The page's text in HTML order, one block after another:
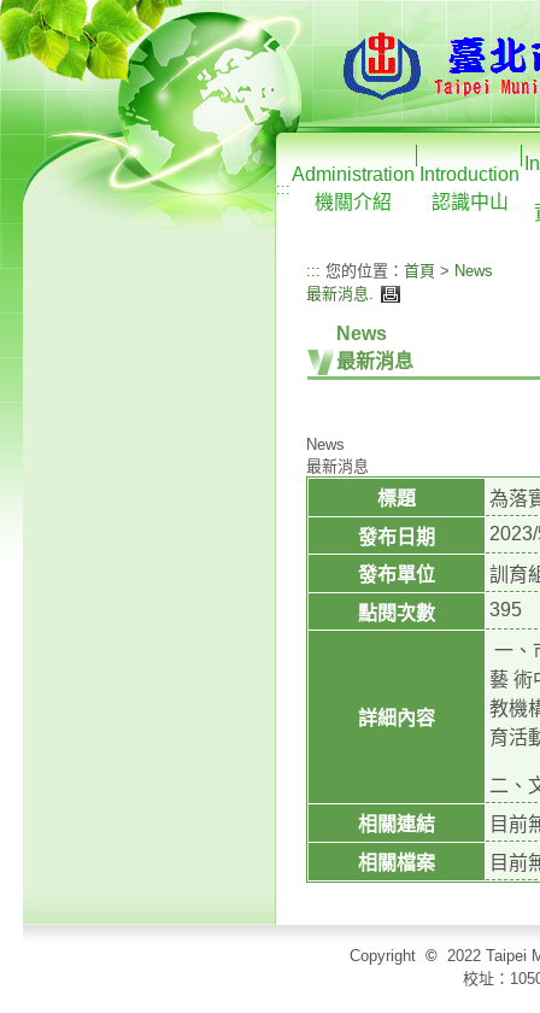
:::
Administration
機關介紹
Introduction
認識中山
::: 您的位置： 首頁 > News
最新消息.
News
最新消息
News
最新消息
標題
為落
發布日期
發布單位
訓育
點閱次數
395
詳細內容
一、
藝 術
教機
育活
二、
相關連結
目前
相關檔案
目前
Copyright © 2022 Taipei
校址：